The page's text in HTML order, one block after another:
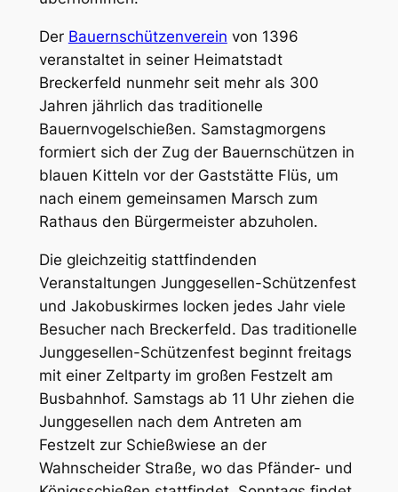
Der Bauernschützenverein von 1396
veranstaltet in seiner Heimatstadt
Breckerfeld nunmehr seit mehr als 300
Jahren jährlich das traditionelle
Bauernvogelschießen. Samstagmorgens
formiert sich der Zug der Bauernschützen in
blauen Kitteln vor der Gaststätte Flüs, um
nach einem gemeinsamen Marsch zum
Rathaus den Bürgermeister abzuholen.
Die gleichzeitig stattfindenden
Veranstaltungen Junggesellen-Schützenfest
und Jakobuskirmes locken jedes Jahr viele
Besucher nach Breckerfeld. Das traditionelle
Junggesellen-Schützenfest beginnt freitags
mit einer Zeltparty im großen Festzelt am
Busbahnhof. Samstags ab 11 Uhr ziehen die
Junggesellen nach dem Antreten am
Festzelt zur Schießwiese an der
Wahnscheider Straße, wo das Pfänder- und